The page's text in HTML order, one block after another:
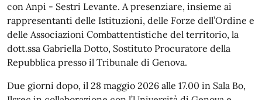
con Anpi - Sestri Levante. A presenziare, insieme ai
rappresentanti delle Istituzioni, delle Forze dell’Ordine e
delle Associazioni Combattentistiche del territorio, la
dott.ssa Gabriella Dotto, Sostituto Procuratore della
Repubblica presso il Tribunale di Genova.
Due giorni dopo, il 28 maggio 2026 alle 17.00 in Sala Bo,